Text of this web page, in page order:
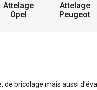
Attelage
Opel
Attelage
Peugeot
bricolage mais aussi